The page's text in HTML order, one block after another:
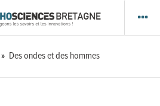
Des ondes et des hommes